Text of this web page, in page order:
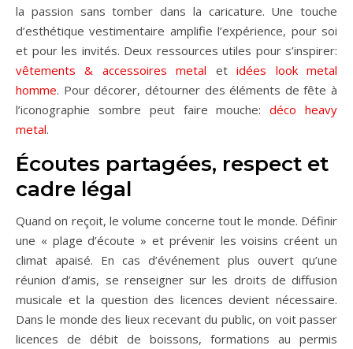
la passion sans tomber dans la caricature. Une touche
d’esthétique vestimentaire amplifie l’expérience, pour soi
et pour les invités. Deux ressources utiles pour s’inspirer:
vêtements & accessoires metal etidées look metal
homme. Pour décorer, détourner des éléments de fête à
l’iconographie sombre peut faire mouche:déco heavy
metal.
Écoutes partagées, respect et
cadre légal
Quand on reçoit, le volume concerne tout le monde. Définir
une « plage d’écoute » et prévenir les voisins créent un
climat apaisé. En cas d’événement plus ouvert qu’une
réunion d’amis, se renseigner sur les droits de diffusion
musicale et la question des licences devient nécessaire.
Dans le monde des lieux recevant du public, on voit passer
licences de débit de boissons, formations au permis